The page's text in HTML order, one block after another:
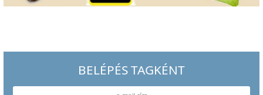
BELÉPÉS TAGKÉNT